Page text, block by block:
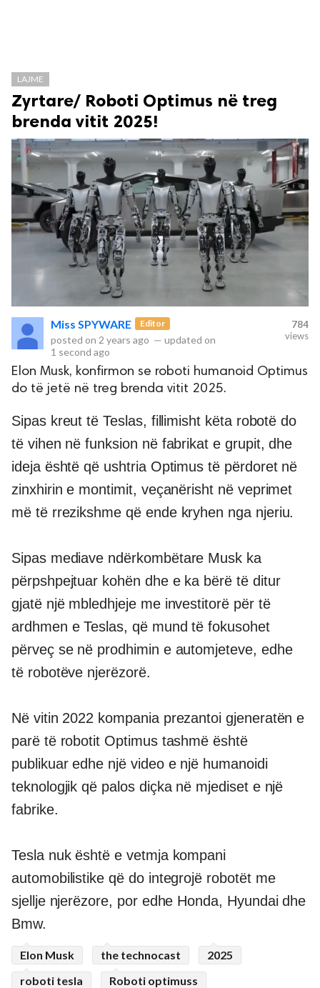
LAJME
Zyrtare/ Roboti Optimus në treg
brenda vitit 2025!
Miss SPYWARE Editor
posted on 2 years ago — updated on
1 second ago
784
views
Elon Musk, konfirmon se roboti humanoid Optimus
do të jetë në treg brenda vitit 2025.
Sipas kreut të Teslas, fillimisht këta robotë do
të vihen në funksion në fabrikat e grupit, dhe
ideja është që ushtria Optimus të përdoret në
zinxhirin e montimit, veçanërisht në veprimet
më të rrezikshme që ende kryhen nga njeriu.
Sipas mediave ndërkombëtare Musk ka
përpshpejtuar kohën dhe e ka bërë të ditur
gjatë një mbledhjeje me investitorë për të
ardhmen e Teslas, që mund të fokusohet
përveç se në prodhimin e automjeteve, edhe
të robotëve njerëzorë.
Në vitin 2022 kompania prezantoi gjeneratën e
parë të robotit Optimus tashmë është
publikuar edhe një video e një humanoidi
teknologjik që palos diçka në mjediset e një
fabrike.
Tesla nuk është e vetmja kompani
automobilistike që do integrojë robotët me
sjellje njerëzore, por edhe Honda, Hyundai dhe
Bmw.
Elon Musk the technocast
2025
roboti tesla
Roboti optimuss